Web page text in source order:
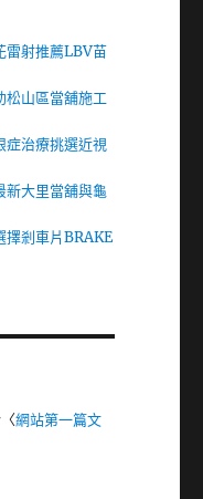
雷射推薦LBV苗
松山區當舖施工
症治療挑選近視
新大里當舖與龜
擇剎車片BRAKE
網站第一篇文